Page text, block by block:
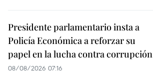
Presidente parlamentario insta a
Policía Económica a reforzar su
papel en la lucha contra corrupción
08/08/2026 07:16